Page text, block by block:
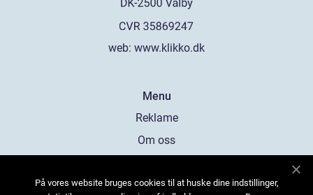
web: www.klikko.dk
Menu
Reklame
Om oss
Kontakt Oss
På vores website bruges cookies til at huske dine indstillinger,